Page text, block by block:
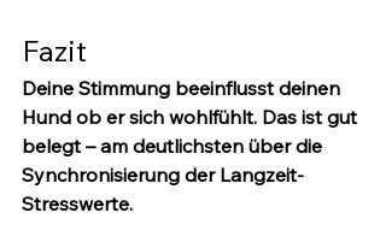
Fazit
Deine Stimmung beeinflusst deinen
Hund ob er sich wohlfühlt. Das ist gut
belegt – am deutlichsten über die
Synchronisierung der Langzeit-
Stresswerte.